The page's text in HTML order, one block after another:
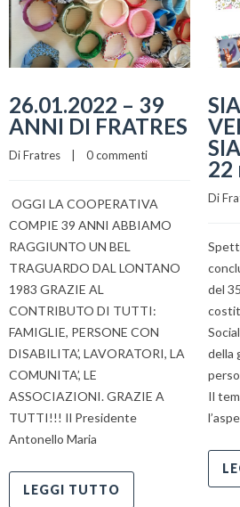
26.01.2022 – 39
ANNI DI FRATRES
Di Fratres 0 commenti
OGGI LA COOPERATIVA
COMPIE 39 ANNI ABBIAMO
RAGGIUNTO UN BEL
TRAGUARDO DAL LONTANO
1983 GRAZIE AL
CONTRIBUTO DI TUTTI:
FAMIGLIE, PERSONE CON
DISABILITA’, LAVORATORI, LA
COMUNITA’, LE
ASSOCIAZIONI. GRAZIE A
TUTTI!!! Il Presidente
Antonello Maria
LEGGI TUTTO
22
Di
del
della
Il